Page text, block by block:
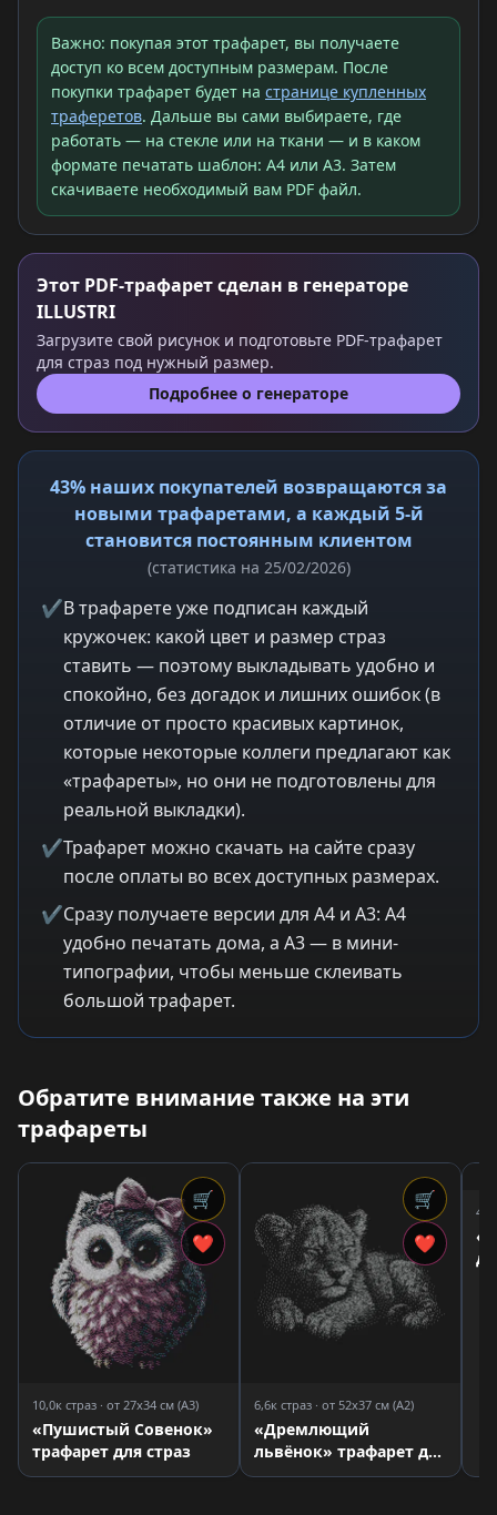
Важно: покупая этот трафарет, вы получаете
доступ ко всем доступным размерам. После
покупки трафарет будет на странице купленных
траферетов. Дальше вы сами выбираете, где
работать — на стекле или на ткани — и в каком
формате печатать шаблон: A4 или A3. Затем
скачиваете необходимый вам PDF файл.
Этот PDF-трафарет сделан в генераторе
ILLUSTRI
Загрузите свой рисунок и подготовьте PDF-трафарет
для страз под нужный размер.
Подробнее о генераторе
43% наших покупателей возвращаются за
новыми трафаретами, а каждый 5-й
становится постоянным клиентом
(статистика на 25/02/2026)
✔В трафарете уже подписан каждый
кружочек: какой цвет и размер страз
ставить — поэтому выкладывать удобно и
спокойно, без догадок и лишних ошибок (в
отличие от просто красивых картинок,
которые некоторые коллеги предлагают как
«трафареты», но они не подготовлены для
реальной выкладки).
✔Трафарет можно скачать на сайте сразу
после оплаты во всех доступных размерах.
✔Сразу получаете версии для A4 и A3: A4
удобно печатать дома, а A3 — в мини-
типографии, чтобы меньше склеивать
большой трафарет.
Обратите внимание также на эти
трафареты
🛒
❤
10,0к страз · от 27x34 см (A3)
«Пушистый Совенок»
трафарет для страз
🛒
❤
6,6к страз · от 52x37 см (A2)
«Дремлющий
львёнок» трафарет для
страз